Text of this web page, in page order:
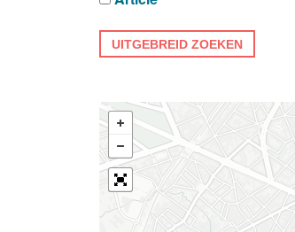
UITGEBREID ZOEKEN